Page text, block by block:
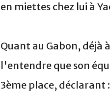
en miettes chez lui à
Quant au Gabon, déjà
l'entendre que son
3ème place, déclarant